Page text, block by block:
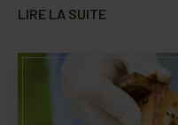
LIRE LA SUITE